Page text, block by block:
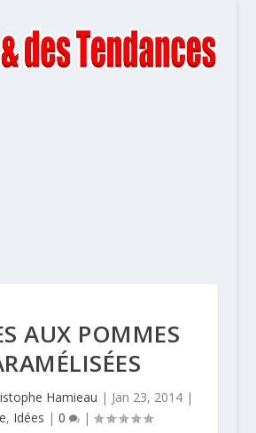
AUX POMMES
Hamieau | Jan 23, 2014 |
, Idées |0 |